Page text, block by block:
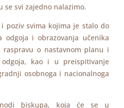
svi zajedno nalazimo.
poziv svima kojima je stalo do
odgoja i obrazovanja učenika
o nastavnom planu i
odgoja, kao i u preispitivanje
osobnoga i nacionalnoga
biskupa, koja će se u